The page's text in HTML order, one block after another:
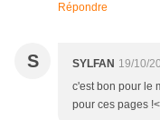
Répondre
S SYLFAN 19/10/
c'est bon pour le
pour ces pages